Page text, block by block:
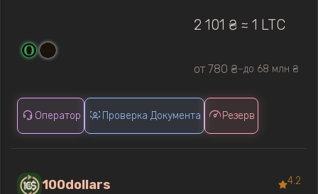
2 101 ₴ ≈ 1 LTC
от 780 ₴—до 68 млн ₴
Оператор Проверка Документа Резерв
100dollars 4.2